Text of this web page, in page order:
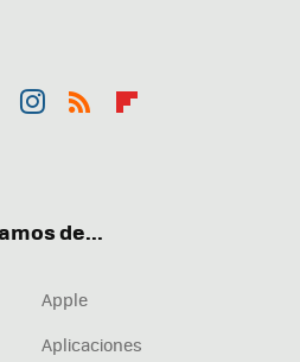
de...
Apple
Aplicaciones